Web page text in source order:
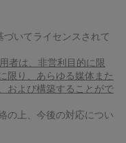
いてライセンスされて
者は、非営利目的に限
限り、あらゆる媒体また
および構築することがで
の上、今後の対応につい